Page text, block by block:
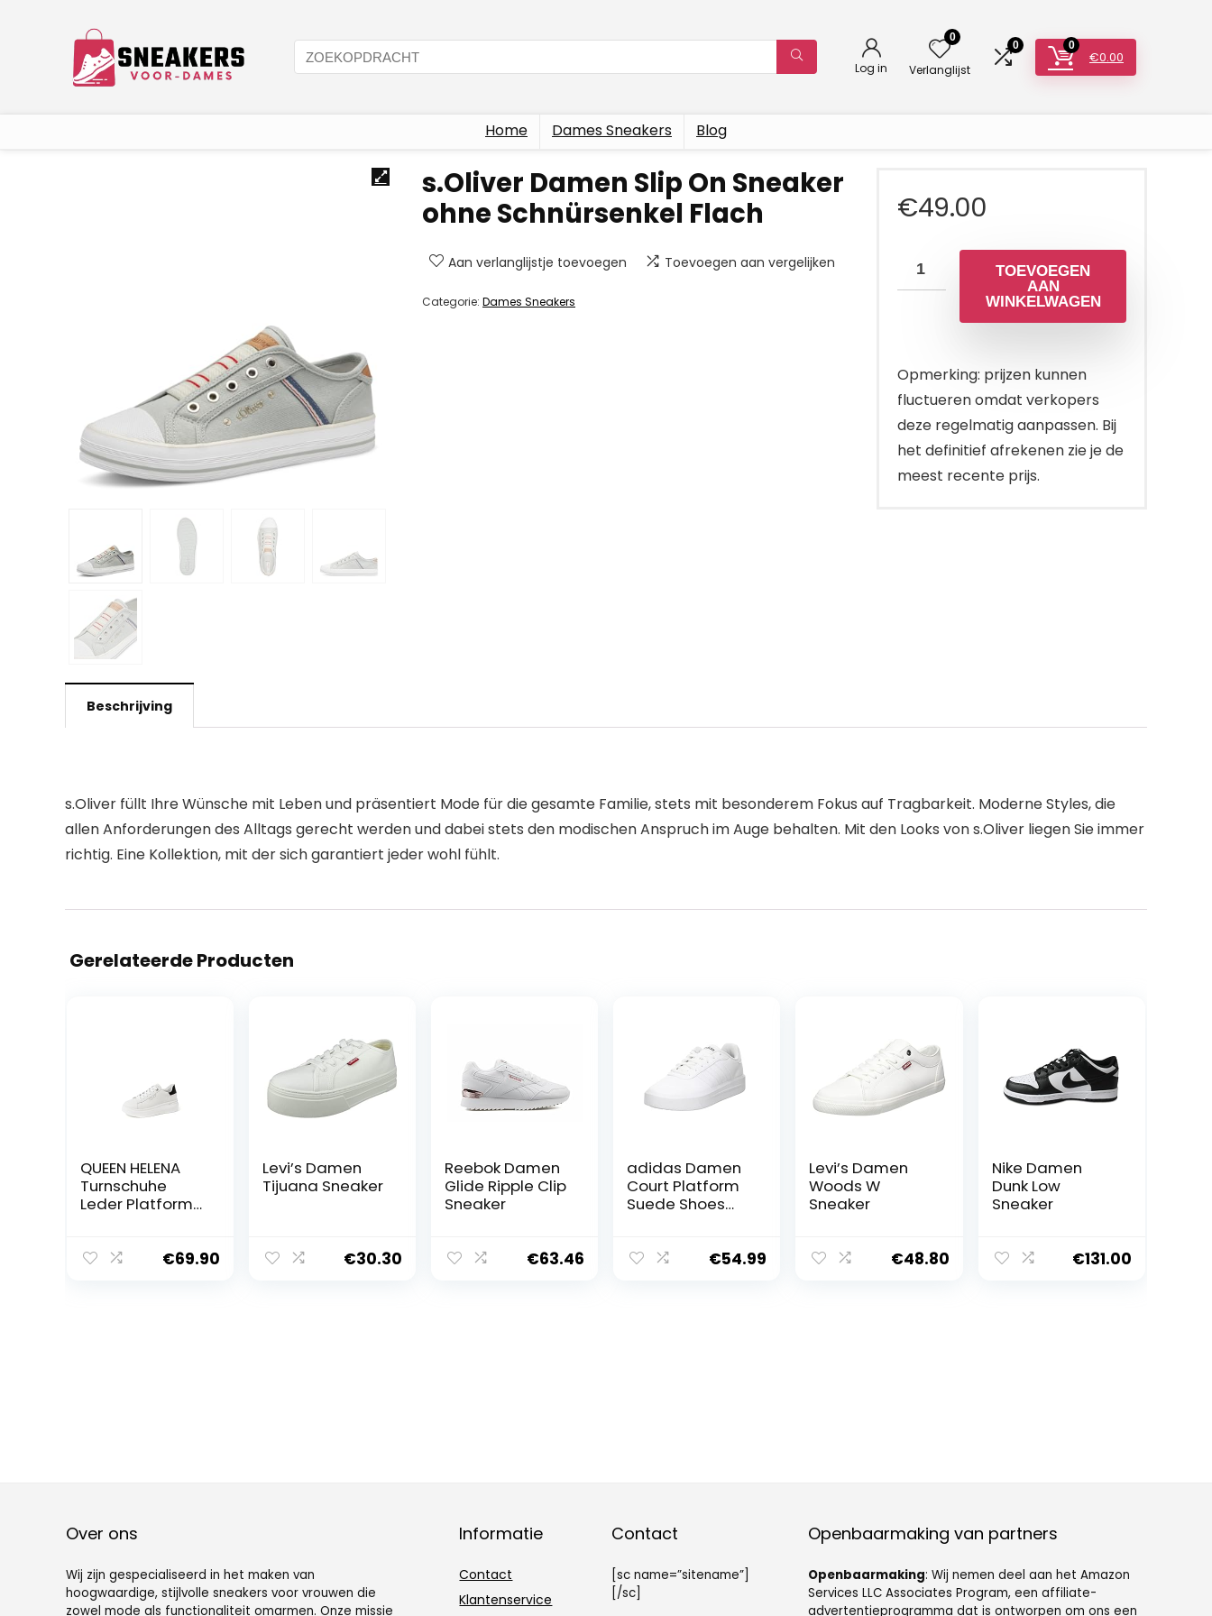
Log in
0
Verlanglijst
0 0
€0.00
Home Dames Sneakers Blog
s.Oliver Damen Slip On Sneaker
ohne Schnürsenkel Flach
Aan verlanglijstje toevoegen Toevoegen aan vergelijken
Categorie: Dames Sneakers
€49.00
TOEVOEGEN
AAN
WINKELWAGEN
Opmerking: prijzen kunnen
fluctueren omdat verkopers
deze regelmatig aanpassen. Bij
het definitief afrekenen zie je de
meest recente prijs.
Beschrijving
s.Oliver füllt Ihre Wünsche mit Leben und präsentiert Mode für die gesamte Familie, stets mit besonderem Fokus auf Tragbarkeit. Moderne Styles, die
allen Anforderungen des Alltags gerecht werden und dabei stets den modischen Anspruch im Auge behalten. Mit den Looks von s.Oliver liegen Sie immer
richtig. Eine Kollektion, mit der sich garantiert jeder wohl fühlt.
Gerelateerde Producten
QUEEN HELENA
Turnschuhe
Leder Platform
QH7011
€69.90
Levi’s Damen
Tijuana Sneaker
€30.30
Reebok Damen
Glide Ripple Clip
Sneaker
€63.46
adidas Damen
Court Platform
Suede Shoes
€54.99
Levi’s Damen
Woods W
Sneaker
€48.80
Nike Damen
Dunk Low
Sneaker
€131.00
Over ons
Wij zijn gespecialiseerd in het maken van
hoogwaardige, stijlvolle sneakers voor vrouwen die
zowel mode als functionaliteit omarmen. Onze missie
Informatie
Contact
Klantenservice
Contact
[sc name=”sitename”]
[/sc]
Openbaarmaking van partners
Openbaarmaking: Wij nemen deel aan het Amazon
Services LLC Associates Program, een affiliate-
advertentieprogramma dat is ontworpen om ons een